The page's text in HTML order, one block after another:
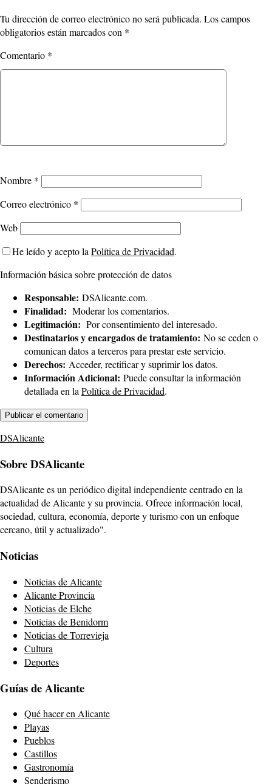
Tu dirección de correo electrónico no será publicada. Los campos
obligatorios están marcados con *
Comentario *
Nombre *
Correo electrónico *
Web
He leído y acepto la Política de Privacidad.
Información básica sobre protección de datos
Responsable: DSAlicante.com.
Finalidad: Moderar los comentarios.
Legitimación: Por consentimiento del interesado.
Destinatarios y encargados de tratamiento: No se ceden o
comunican datos a terceros para prestar este servicio.
Derechos: Acceder, rectificar y suprimir los datos.
Información Adicional: Puede consultar la información
detallada en la Política de Privacidad.
DSAlicante
Sobre DSAlicante
DSAlicante es un periódico digital independiente centrado en la
actualidad de Alicante y su provincia. Ofrece información local,
sociedad, cultura, economía, deporte y turismo con un enfoque
cercano, útil y actualizado".
Noticias
Noticias de Alicante
Alicante Provincia
Noticias de Elche
Noticias de Benidorm
Noticias de Torrevieja
Cultura
Deportes
Guías de Alicante
Qué hacer en Alicante
Playas
Pueblos
Castillos
Gastronomía
Senderismo